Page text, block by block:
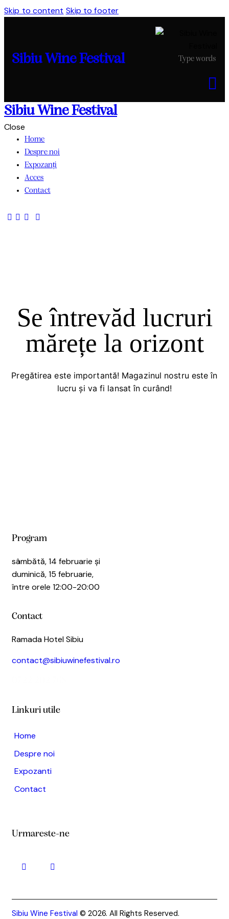
Skip to content Skip to footer
Sibiu Wine Festival
Sibiu Wine Festival
Close
Home
Despre noi
Expozanți
Acces
Contact
Se întrevăd lucruri
mărețe la orizont
Pregătirea este importantă! Magazinul nostru este în
lucru și va fi lansat în curând!
Program
sâmbătă, 14 februarie și
duminică, 15 februarie,
între orele 12:00-20:00
Contact
Ramada Hotel Sibiu
contact@sibiuwinefestival.ro
Linkuri utile
Home
Despre noi
Expozanti
Contact
Urmareste-ne
Sibiu Wine Festival © 2026. All Rights Reserved.